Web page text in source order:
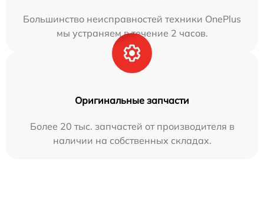
Большинство неисправностей техники OnePlus
мы устраняем в течение 2 часов.
Оригинальные запчасти
Более 20 тыс. запчастей от производителя в
наличии на собственных складах.